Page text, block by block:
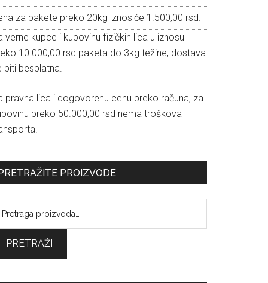
za pakete preko 20kg iznosiće 1.500,00 rsd.
verne kupce i kupovinu fizičkih lica u iznosu
10.000,00 rsd paketa do 3kg težine, dostava
biti besplatna.
pravna lica i dogovorenu cenu preko računa, za
preko 50.000,00 rsd nema troškova
PROIZVODE
PRETRAŽI